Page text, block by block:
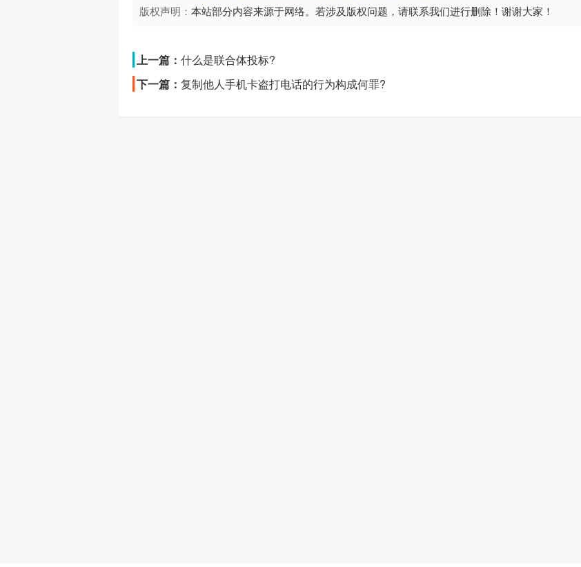
版权声明： 本站部分内容来源于网络。若涉及版权问题，请联系我们进行删除！谢谢大家！
上一篇： 什么是联合体投标?
下一篇： 复制他人手机卡盗打电话的行为构成何罪?